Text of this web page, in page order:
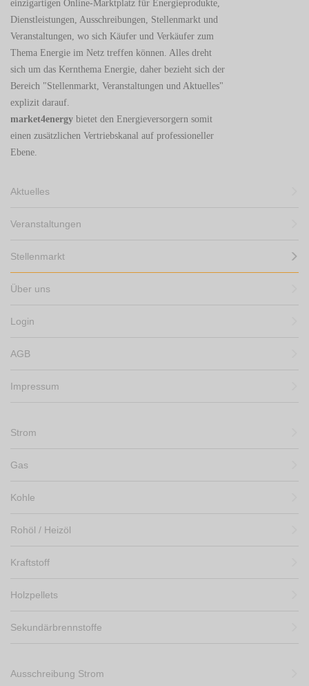
einzigartigen Online-Marktplatz für Energieprodukte,
Dienstleistungen, Ausschreibungen, Stellenmarkt und
Veranstaltungen, wo sich Käufer und Verkäufer zum
Thema Energie im Netz treffen können. Alles dreht
sich um das Kernthema Energie, daher bezieht sich der
Bereich "Stellenmarkt, Veranstaltungen und Aktuelles"
explizit darauf.
market4energy bietet den Energieversorgern somit
einen zusätzlichen Vertriebskanal auf professioneller
Ebene.
Aktuelles
Veranstaltungen
Stellenmarkt
Über uns
Login
AGB
Impressum
Strom
Gas
Kohle
Rohöl / Heizöl
Kraftstoff
Holzpellets
Sekundärbrennstoffe
Ausschreibung Strom